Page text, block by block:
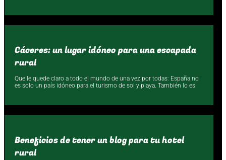
Cáceres: un lugar idóneo para una escapada
rural
Que le quede claro a todo el mundo de una vez por todas: España no
es solo un país idóneo para el turismo de sol y playa. También lo es
Beneficios de tener un blog para tu hotel
rural